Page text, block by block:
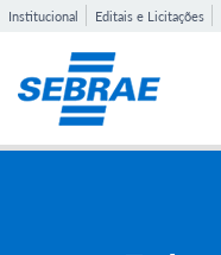
Institucional Editais e Licitações